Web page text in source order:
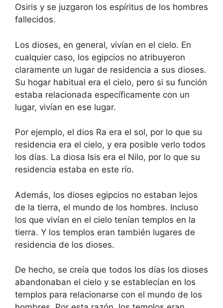
Osiris y se juzgaron los espíritus de los hombres
fallecidos.
Los dioses, en general, vivían en el cielo. En
cualquier caso, los egipcios no atribuyeron
claramente un lugar de residencia a sus dioses.
Su hogar habitual era el cielo, pero si su función
estaba relacionada específicamente con un
lugar, vivían en ese lugar.
Por ejemplo, el dios Ra era el sol, por lo que su
residencia era el cielo, y era posible verlo todos
los días. La diosa Isis era el Nilo, por lo que su
residencia estaba en este río.
Además, los dioses egipcios no estaban lejos
de la tierra, el mundo de los hombres. Incluso
los que vivían en el cielo tenían templos en la
tierra. Y los templos eran también lugares de
residencia de los dioses.
De hecho, se creía que todos los días los dioses
abandonaban el cielo y se establecían en los
templos para relacionarse con el mundo de los